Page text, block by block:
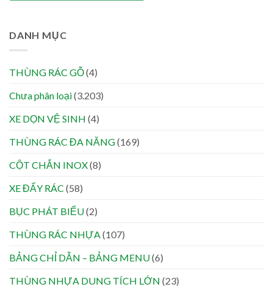
DANH MỤC
THÙNG RÁC GỖ(4)
Chưa phân loại(3.203)
XE DỌN VỆ SINH (4)
THÙNG RÁC ĐA NĂNG(169)
CỘT CHẮN INOX(8)
XE ĐẨY RÁC (58)
BỤC PHÁT BIỂU(2)
THÙNG RÁC NHỰA(107)
BẢNG CHỈ DẪN – BẢNG MENU(6)
THÙNG NHỰA DUNG TÍCH LỚN (23)